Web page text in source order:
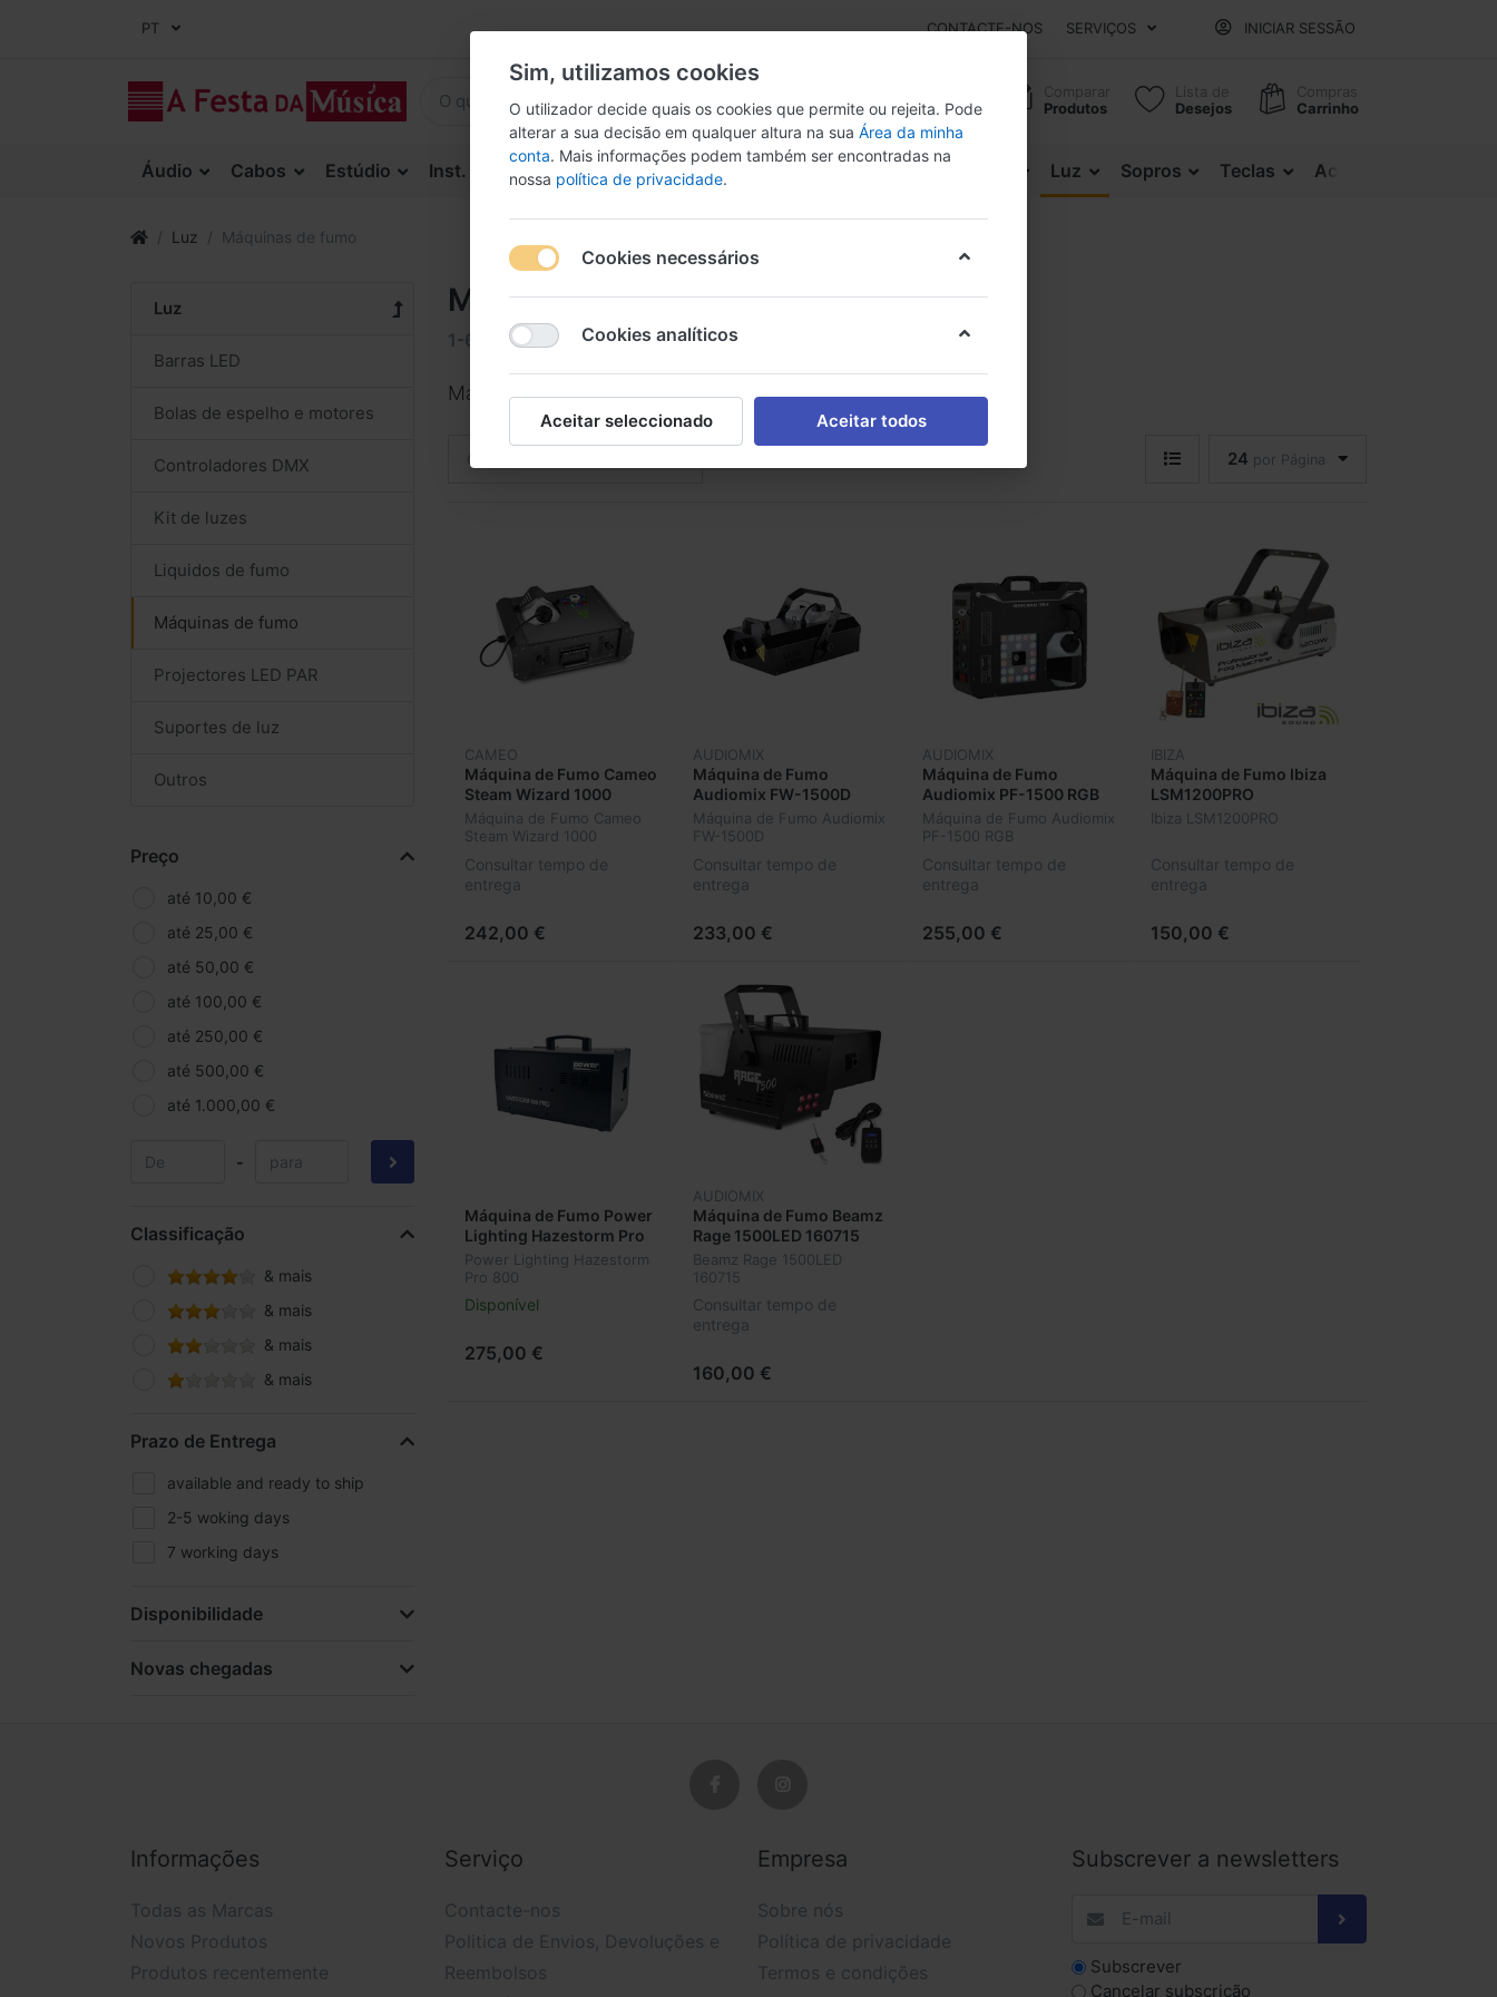
PT CONTACTE-NOS SERVIÇOS INICIAR SESSÃO
Comparar
Produtos
Lista de
Desejos
Compras
Carrinho
Áudio Cabos Estúdio Inst. Cordas Inst. Arco Percussão Luz Sopros Teclas Acessórios
Luz Máquinas de fumo
Luz
Barras LED
Bolas de espelho e motores
Controladores DMX
Kit de luzes
Liquidos de fumo
Máquinas de fumo
Projectores LED PAR
Suportes de luz
Outros
Preço
até 10,00 €
até 25,00 €
até 50,00 €
até 100,00 €
até 250,00 €
até 500,00 €
até 1.000,00 €
-
Classificação
& mais
& mais
& mais
& mais
Prazo de Entrega
available and ready to ship
2-5 woking days
7 working days
Disponibilidade
Novas chegadas
Máquinas de fumo
1-6 6
Máquinas de fumo
Ordenar por 24 por Página
CAMEO
Máquina de Fumo Cameo
Steam Wizard 1000
Máquina de Fumo Cameo
Steam Wizard 1000
Consultar tempo de
entrega
242,00 €
AUDIOMIX
Máquina de Fumo
Audiomix FW-1500D
Máquina de Fumo Audiomix
FW-1500D
Consultar tempo de
entrega
233,00 €
AUDIOMIX
Máquina de Fumo
Audiomix PF-1500 RGB
Máquina de Fumo Audiomix
PF-1500 RGB
Consultar tempo de
entrega
255,00 €
IBIZA
Máquina de Fumo Ibiza
LSM1200PRO
Ibiza LSM1200PRO
Consultar tempo de
entrega
150,00 €
Máquina de Fumo Power
Lighting Hazestorm Pro
800
Power Lighting Hazestorm
Pro 800
Disponível
275,00 €
AUDIOMIX
Máquina de Fumo Beamz
Rage 1500LED 160715
Beamz Rage 1500LED
160715
Consultar tempo de
entrega
160,00 €
Informações
Todas as Marcas
Novos Produtos
Produtos recentemente
Serviço
Contacte-nos
Politica de Envios, Devoluções e
Reembolsos
Empresa
Sobre nós
Política de privacidade
Termos e condições
Subscrever a newsletters
Subscrever
Cancelar subscrição
Sim, utilizamos cookies
O utilizador decide quais os cookies que permite ou rejeita. Pode
alterar a sua decisão em qualquer altura na sua Área da minha
conta. Mais informações podem também ser encontradas na
nossa política de privacidade.
Cookies necessários
Cookies analíticos
Aceitar seleccionado Aceitar todos